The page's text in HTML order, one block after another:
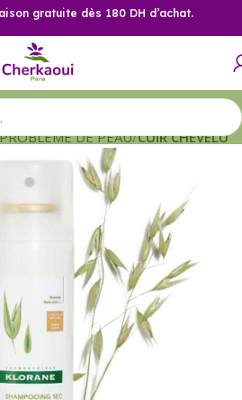
gratuite dès 180 DH d’achat.
DE PEAU CUIR CHEVELU